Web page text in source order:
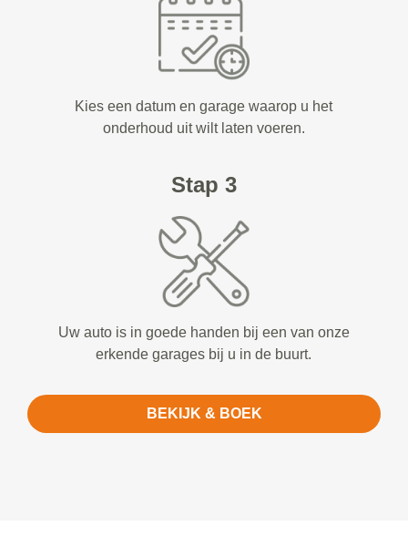
Kies een datum en garage waarop u het
onderhoud uit wilt laten voeren.
Stap 3
Uw auto is in goede handen bij een van onze
erkende garages bij u in de buurt.
BEKIJK & BOEK